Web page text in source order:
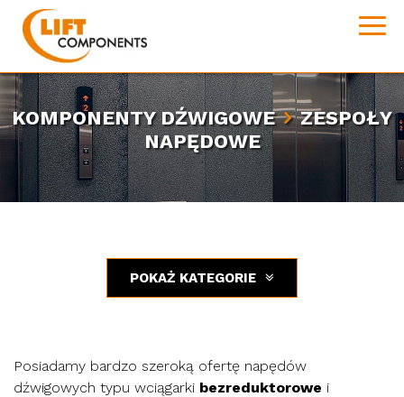
Zespoły napędowe
KOMPONENTY DŹWIGOWE
ZESPOŁY
NAPĘDOWE
POKAŻ KATEGORIE
Posiadamy bardzo szeroką ofertę napędów
dźwigowych typu wciągarki bezreduktorowe i